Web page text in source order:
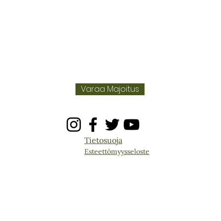
Varaa Majoitus
Tietosuoja
Esteettömyysseloste